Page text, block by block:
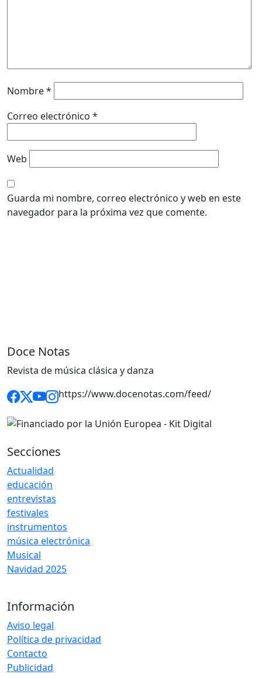
Nombre*
Correo electrónico *
Web
Guarda mi nombre, correo electrónico y web en este
navegador para la próxima vez que comente.
Doce Notas
Revista de música clásica y danza
https://www.docenotas.com/feed/
Secciones
Actualidad
educación
entrevistas
festivales
instrumentos
música electrónica
Musical
Navidad 2025
Información
Aviso legal
Política de privacidad
Contacto
Publicidad